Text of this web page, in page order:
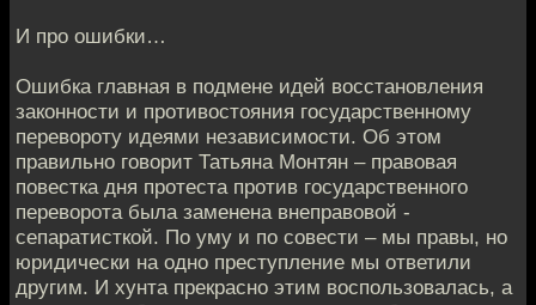
И про ошибки…
Ошибка главная в подмене идей восстановления
законности и противостояния государственному
перевороту идеями независимости. Об этом
правильно говорит Татьяна Монтян – правовая
повестка дня протеста против государственного
переворота была заменена внеправовой -
сепаратисткой. По уму и по совести – мы правы, но
юридически на одно преступление мы ответили
другим. И хунта прекрасно этим воспользовалась, а